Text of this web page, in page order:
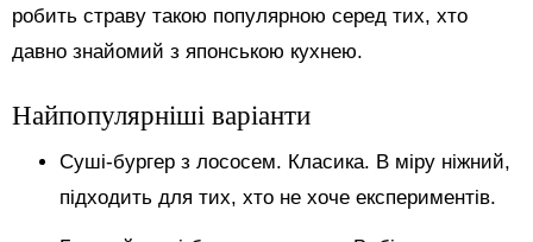
робить страву такою популярною серед тих, хто
давно знайомий з японською кухнею.
Найпопулярніші варіанти
Суші-бургер з лососем. Класика. В міру ніжний,
підходить для тих, хто не хоче експериментів.